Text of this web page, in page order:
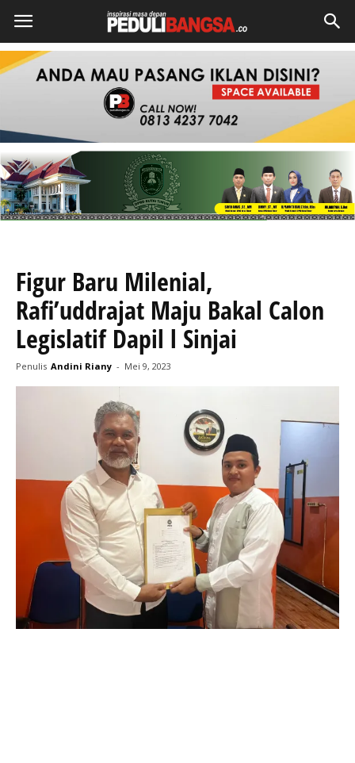
Figur Baru Milenial,
Rafi’uddrajat Maju Bakal Calon
Legislatif Dapil l Sinjai
Penulis Andini Riany - Mei 9, 2023